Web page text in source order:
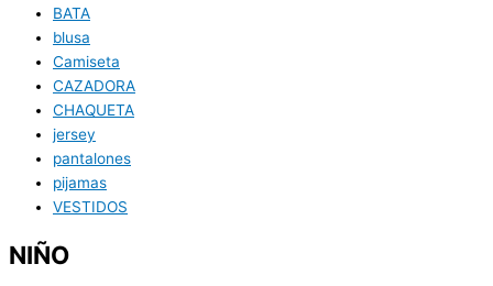
BATA
blusa
Camiseta
CAZADORA
CHAQUETA
jersey
pantalones
pijamas
VESTIDOS
NIÑO